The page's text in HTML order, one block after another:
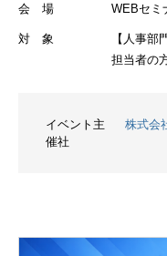
会 場 WEBセミ
対 象
【人事部
担当者の
イベント主
催社
株式会